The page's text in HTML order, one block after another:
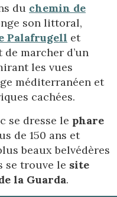
du chemin de
son littoral,
Palafrugell et
marcher d’un
les vues
méditerranéen et
cachées.
se dresse le phare
de 150 ans et
beaux belvédères
se trouve le site
la Guarda.